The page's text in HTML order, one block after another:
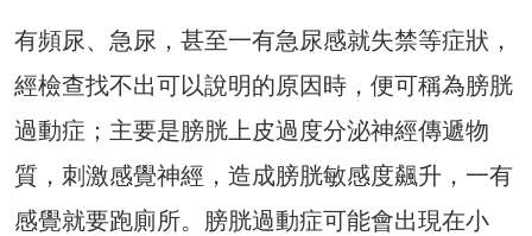
有頻尿、急尿，甚至一有急尿感就失禁等症狀，
經檢查找不出可以說明的原因時，便可稱為膀胱
過動症；主要是膀胱上皮過度分泌神經傳遞物
質，刺激感覺神經，造成膀胱敏感度飆升，一有
感覺就要跑廁所。膀胱過動症可能會出現在小